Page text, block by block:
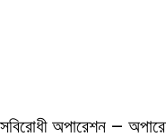
অপারেশন –